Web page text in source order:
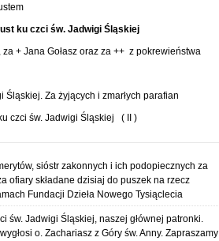
ku czci św. Jadwigi Śląskiej
+ Jana Gołasz oraz za ++ z pokrewieństwa
Za żyjących i zmarłych parafian
czci św. Jadwigi Śląskiej ( II )
sióstr zakonnych i ich podopiecznych za
ofiary składane dzisiaj do puszek na rzecz
Fundacji Dzieła Nowego Tysiąclecia
św. Jadwigi Śląskiej, naszej głównej patronki.
o. Zachariasz z Góry św. Anny. Zapraszamy